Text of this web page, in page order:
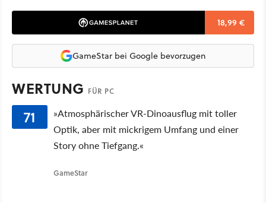
18,99 €
GameStar bei Google bevorzugen
WERTUNG FÜR PC
71
»Atmosphärischer VR-Dinoausflug mit toller
Optik, aber mit mickrigem Umfang und einer
Story ohne Tiefgang.«
GameStar